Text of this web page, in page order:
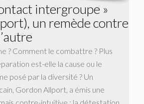
intergroupe »
un remède contre
? Comment le combattre ? Plus
est-elle la cause ou le
posé par la diversité ? Un
Gordon Allport, a émis une
contre-intuitive : la détestation